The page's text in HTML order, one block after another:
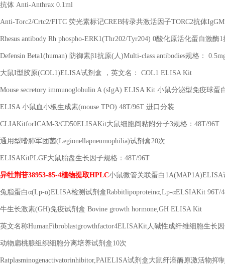
抗体 Anti-Anthrax 0.1ml
Anti-Torc2/Crtc2/FITC 荧光素标记CREB转录共激活因子TORC2抗体
Rhesus antibody Rh phospho-ERK1(Thr202/Tyr204) 0酸化原活化蛋白激酶1
Defensin Beta1(human) 防御素β1抗原( 人)Multi-class antibodies规格：
大鼠I型胶原(COL1)ELISA试剂盒 ，英文名： COL1 ELISA Kit
Mouse secretory immunoglobulin A (sIgA) ELISA Kit 小鼠分泌型免疫球蛋
ELISA 小鼠血小板生成素(mouse TPO) 48T/96T 进口分装
CLIAKitforICAM-3/CD50ELISAKit大鼠细胞间粘附分子3规格： 48T/96T
通用型嗜肺军团菌(Legionellapneumophilia)试剂盒20次
ELISAKitPLGF大鼠胎盘生长因子规格： 48T/96T
异牡荆苷38953-85-4植物提取HPLC小鼠微管关联蛋白 1A(MAP1A)ELISA
兔脂蛋白α(Lp-α)ELISA检测试剂盒Rabbitlipoproteinα,Lp-αELSIAKit 96T/
牛生长激素(GH)免疫试剂盒 Bovine growth hormone,GH ELISA Kit
英文名称HumanFibroblastgrowthfactor4ELISAKit人碱性成纤维细胞生长
动物扁桃腺组织细胞分离培养试剂盒10次
Ratplasminogenactivatorinhibitor,PAIELISA试剂盒大鼠纤溶酶原激活物抑